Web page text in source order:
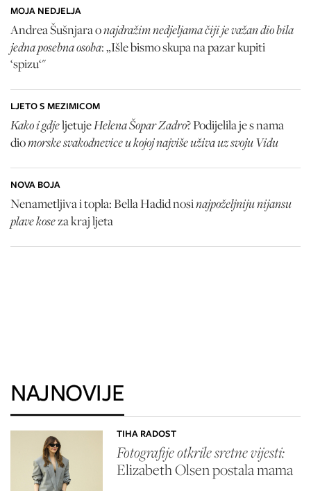
MOJA NEDJELJA
Andrea Šušnjara onajdražim nedjeljama čiji je važan dio bila
jedna posebna osoba: „Išle bismo skupa na pazar kupiti
‘spizu‘"
LJETO S MEZIMICOM
Kako i gdjeljetujeHelena Šopar Zadro? Podijelila je s nama
diomorske svakodnevice u kojoj najviše uživa uz svoju Vidu
NOVA BOJA
Nenametljiva i topla: Bella Hadid nosinajpoželjniju nijansu
plave koseza kraj ljeta
NAJNOVIJE
TIHA RADOST
Fotografije otkrile sretne vijesti:
Elizabeth Olsenpostala mama